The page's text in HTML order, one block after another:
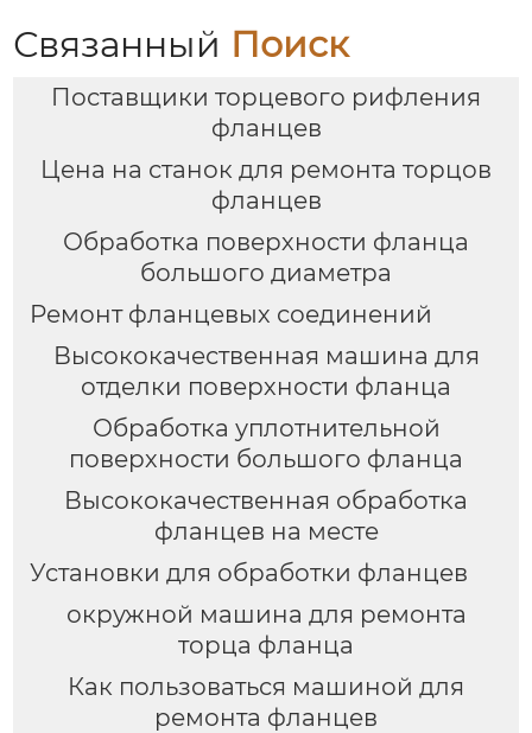
Связанный Поиск
Поставщики торцевого рифления
фланцев
Цена на станок для ремонта торцов
фланцев
Обработка поверхности фланца
большого диаметра
Ремонт фланцевых соединений
Высококачественная машина для
отделки поверхности фланца
Обработка уплотнительной
поверхности большого фланца
Высококачественная обработка
фланцев на месте
Установки для обработки фланцев
окружной машина для ремонта
торца фланца
Как пользоваться машиной для
ремонта фланцев